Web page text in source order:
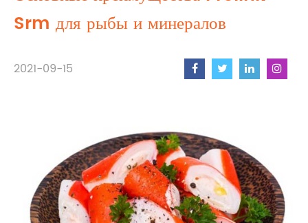
Srm для рыбы и минералов
2021-09-15